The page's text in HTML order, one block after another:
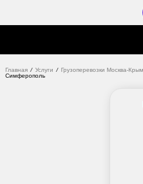
Главная / Услуги / Грузоперевозки Москва-Крым
Симферополь